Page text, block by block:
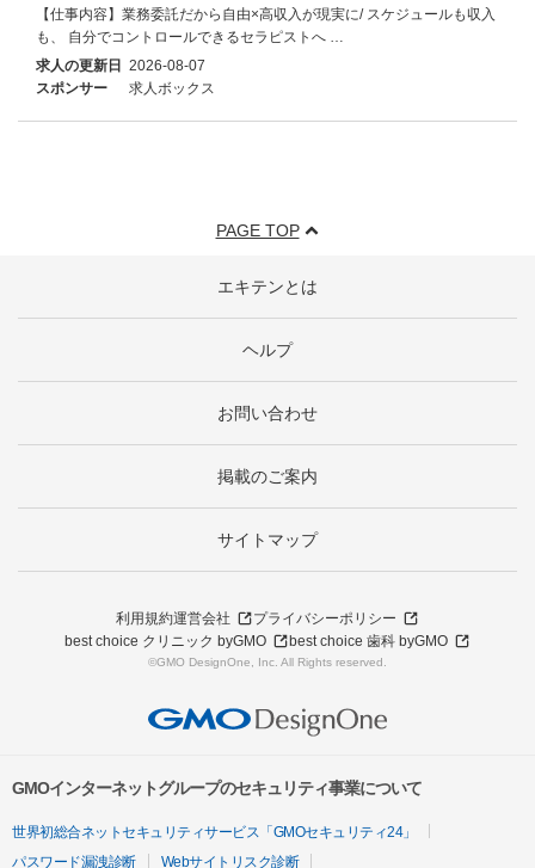
【仕事内容】業務委託だから自由×高収入が現実に/ スケジュールも収入
も、 自分でコントロールできるセラピストへ …
求人の更新日 2026-08-07
スポンサー
求人ボックス
PAGE TOP
エキテンとは
ヘルプ
お問い合わせ
掲載のご案内
サイトマップ
利用規約運営会社
プライバシーポリシー
best choice クリニック byGMO
best choice 歯科 byGMO
©GMO DesignOne, Inc. All Rights reserved.
GMOインターネットグループのセキュリティ事業について
世界初総合ネットセキュリティサービス「GMOセキュリティ24」
パスワード漏洩診断
Webサイトリスク診断